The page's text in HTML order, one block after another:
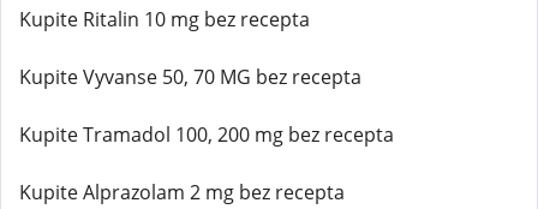
Kupite Ritalin 10 mg bez recepta
Kupite Vyvanse 50, 70 MG bez recepta
Kupite Tramadol 100, 200 mg bez recepta
Kupite Alprazolam 2 mg bez recepta